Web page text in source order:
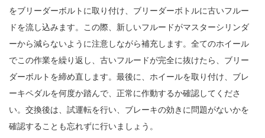
をブリーダーボルトに取り付け、ブリーダーボトルに古いフルー
ドを流し込みます。この際、新しいフルードがマスターシリンダ
ーから減らないように注意しながら補充します。全てのホイール
でこの作業を繰り返し、古いフルードが完全に抜けたら、ブリー
ダーボルトを締め直します。最後に、ホイールを取り付け、ブレ
ーキペダルを何度か踏んで、正常に作動するか確認してくださ
い。交換後は、試運転を行い、ブレーキの効きに問題がないかを
確認することも忘れずに行いましょう。